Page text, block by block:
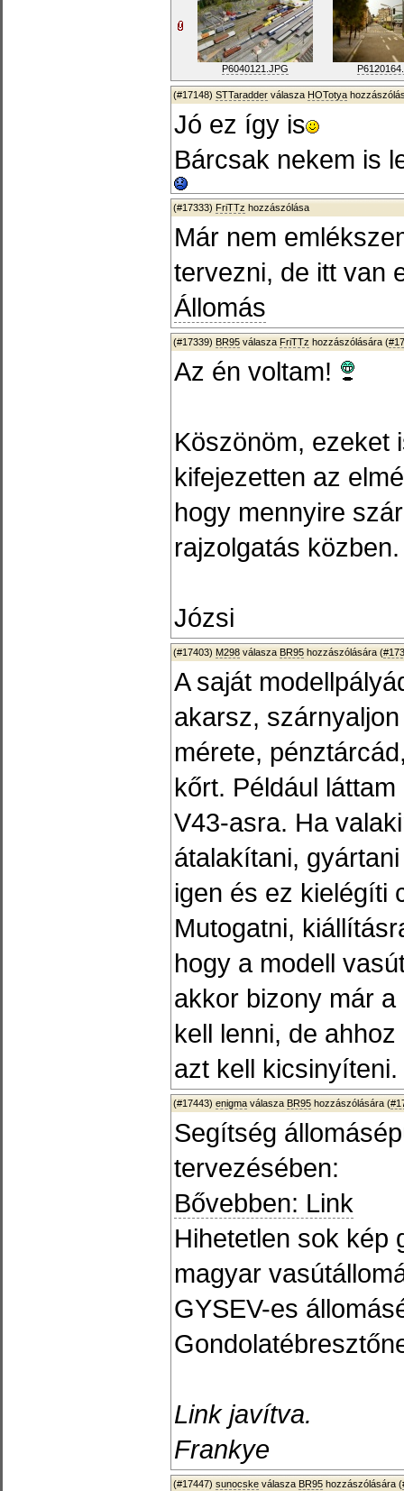
P6040121.JPG
(#17148) STTaradder válasza HOTotya
Jó ez így is
Bárcsak nekem is
(#17333) FriTTz hozzászólása
Már nem
tervezni, de itt van
Állomás
(#17339) BR95 válasza FriTTz hozzászólására (
Az én voltam!
Köszönöm, ezeket
kifejezetten az
hogy mennyire
rajzolgatás közben.
Józsi
(#17403) M298 válasza BR95 hozzászólására (
A saját
akarsz,
mérete,
kőrt. Például
V43-asra. Ha
átalakítani,
igen és ez kielégíti
Mutogatni,
hogy a modell
akkor bizony már
kell lenni, de
azt kell kicsinyíteni.
(#17443) enigma válasza BR95 hozzászólására (
Segítség
tervezésében:
Bővebben: Link
Hihetetlen sok kép
magyar
GYSEV-es
Link javítva.
Frankye
(#17447) sunocske válasza BR95 hozzászólására (